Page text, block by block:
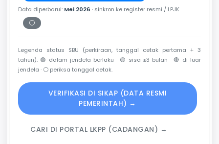
Data diperbarui: Mei 2026 · sinkron ke register resmi / LPJK
⚪
Periksa tanggal cetak
Legenda status SBU (perkiraan, tanggal cetak pertama + 3
tahun): 🟢 dalam jendela berlaku · 🟡 sisa ≤3 bulan · 🔴 di luar
jendela · ⚪ periksa tanggal cetak.
VERIFIKASI DI SIKAP (DATA RESMI
PEMERINTAH) →
CARI DI PORTAL LKPP (CADANGAN) →